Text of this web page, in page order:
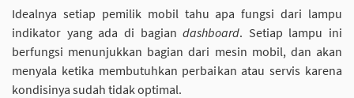
Idealnya setiap pemilik mobil tahu apa fungsi dari lampu
indikator yang ada di bagiandashboard. Setiap lampu ini
berfungsi menunjukkan bagian dari mesin mobil, dan akan
menyala ketika membutuhkan perbaikan atau servis karena
kondisinya sudah tidak optimal.